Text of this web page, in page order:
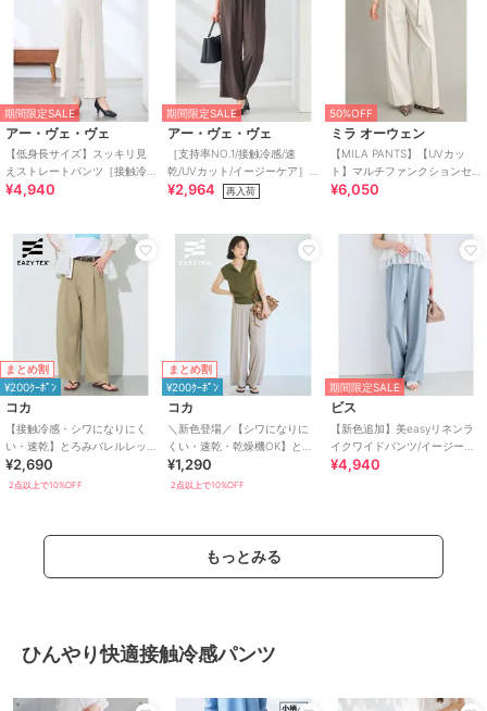
期間限定SALE
アー・ヴェ・ヴェ
【低身長サイズ】スッキリ見
えストレートパンツ［接触冷
感/速乾/UVカット/イージーケ
¥4,940
期間限定SALE
アー・ヴェ・ヴェ
［支持率NO.1/接触冷感/速
乾/UVカット/イージーケア］
イージーワイドパンツ【WEB
¥2,964 再入荷
50%OFF
ミラ オーウェン
【MILA PANTS】【UVカッ
ト】マルチファンクションセ
ミワイドタックパンツ
¥6,050
まとめ割
¥200ｸｰﾎﾟﾝ
コカ
【接触冷感・シワになりにく
い・速乾】とろみバレルレッ
グスラックス 全2色
¥2,690
2点以上で10%OFF
まとめ割
¥200ｸｰﾎﾟﾝ
コカ
＼新色登場／【シワになりに
くい・速乾・乾燥機OK】とろ
みリブリラックスパンツ 全4色
¥1,290
2点以上で10%OFF
期間限定SALE
ビス
【新色追加】美easyリネンラ
イクワイドパンツ/イージーケ
ア・接触冷感・セットアップ
¥4,940
もっとみる
ひんやり快適接触冷感パンツ